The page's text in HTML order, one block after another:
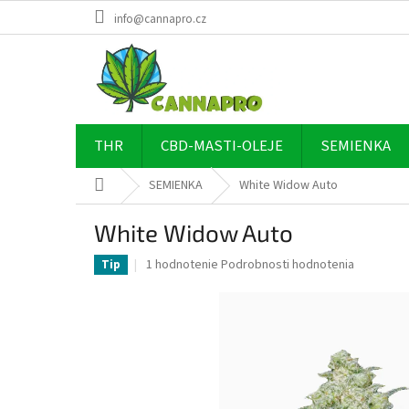
info@cannapro.cz
THR CBD-MASTI-OLEJE SEMIENKA
DomovSEMIENKA White Widow Auto
White Widow Auto
Tip
Priemerné
1 hodnotenie Podrobnosti hodnotenia